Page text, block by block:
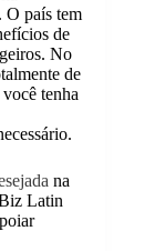
O país tem
de
No
de
tenha
na
Latin